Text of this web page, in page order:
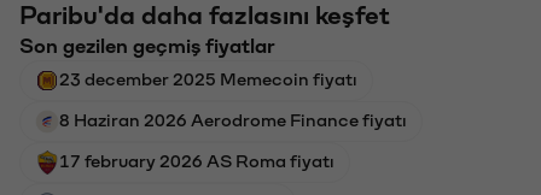
Paribu'da daha fazlasını keşfet
Son gezilen geçmiş fiyatlar
23 december 2025 Memecoin fiyatı
8 Haziran 2026 Aerodrome Finance fiyatı
17 february 2026 AS Roma fiyatı